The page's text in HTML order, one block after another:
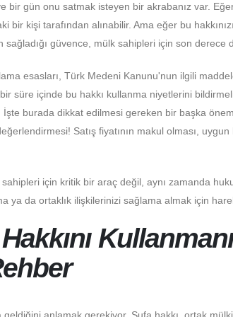
gün onu satmak isteyen bir akrabanız var. Eğer
bir kişi tarafından alınabilir. Ama eğer bu
sağladığı güvence, mülk sahipleri için son derece
esasları, Türk Medeni Kanunu'nun ilgili
süre içinde bu hakkı kullanma niyetlerini
İşte burada dikkat edilmesi gereken bir başka
Satış fiyatının makul olması,
sahipleri için kritik bir araç değil, aynı zamanda
ya da ortaklık ilişkilerinizi sağlama almak için